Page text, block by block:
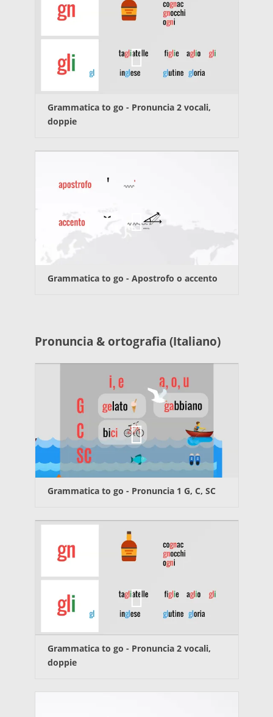
Grammatica to go - Pronuncia 2 vocali,
doppie
Grammatica to go - Apostrofo o accento
Pronuncia & ortografia (Italiano)
Grammatica to go - Pronuncia 1 G, C, SC
Grammatica to go - Pronuncia 2 vocali,
doppie